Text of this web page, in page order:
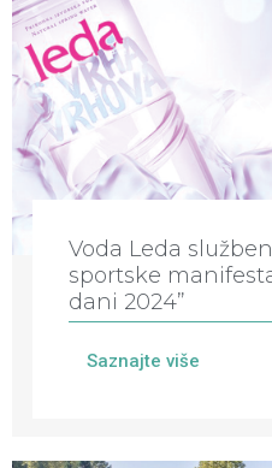
Voda Leda
sportske
dani 2024”
Saznajte više